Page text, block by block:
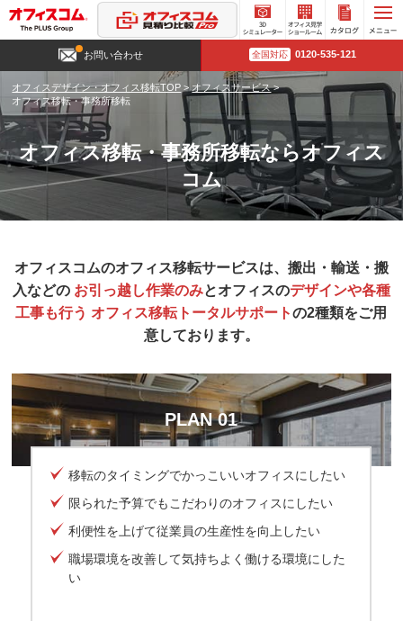
3D
シミュ
レータ
ー
オフィ
ス見学
ショー
ルーム
お問い合わせ 全国対応 0120-535-121
オフィスデザイン・オフィス移転TOP > オフィスサービス>
オフィス移転・事務所移転
オフィス移転・事務所移転ならオフィス
コム
オフィスコムのオフィス移転サービスは、搬出・輸送・搬
入などの お引っ越し作業のみとオフィスのデザインや各種
工事も行う オフィス移転トータルサポートの2種類をご用
意しております。
PLAN 01
移転のタイミングでかっこいいオフィスにしたい
限られた予算でもこだわりのオフィスにしたい
利便性を上げて従業員の生産性を向上したい
職場環境を改善して気持ちよく働ける環境にした
い